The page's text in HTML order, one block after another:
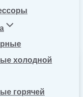
холодной
горячей